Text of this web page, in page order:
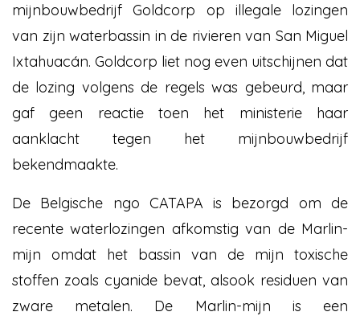
mijnbouwbedrijf Goldcorp op illegale lozingen
van zijn waterbassin in de rivieren van San Miguel
Ixtahuacán. Goldcorp liet nog even uitschijnen dat
de lozing volgens de regels was gebeurd, maar
gaf geen reactie toen het ministerie haar
aanklacht tegen het mijnbouwbedrijf
bekendmaakte.
De Belgische ngo CATAPA is bezorgd om de
recente waterlozingen afkomstig van de Marlin-
mijn omdat het bassin van de mijn toxische
stoffen zoals cyanide bevat, alsook residuen van
zware metalen. De Marlin-mijn is een